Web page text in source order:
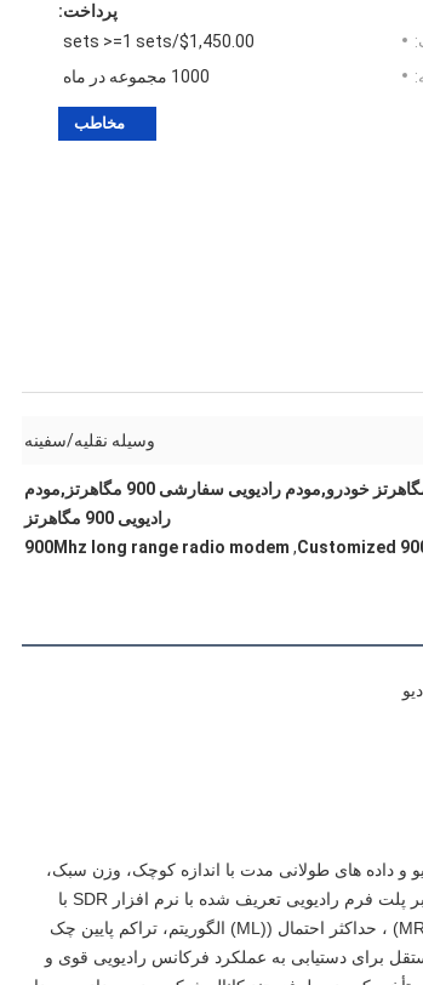
پرداخت:
$1,450.00/sets >=1 sets
1000 مجموعه در ماه
مخاطب
وسیله نقلیه/سفینه
مودم رادیویی 900 مگاهرتز خودرو,مودم رادیویی سفارشی 900 مگاهرتز,مودم
رادیویی 900 مگاهرتز
Customized
,
900Mhz long range radio modem